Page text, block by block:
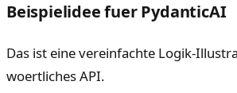
Beispielidee fuer PydanticAI
Das ist eine vereinfachte Logik-
woertliches API.